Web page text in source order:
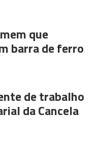
que
barra de ferro
de trabalho
da Cancela